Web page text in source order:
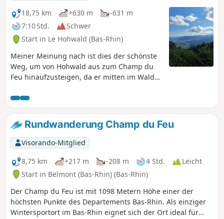
18,75 km
+630 m
-631 m
7:10 Std.
Schwer
Start in Le Hohwald (Bas-Rhin)
Meiner Meinung nach ist dies der schönste
Weg, um von Hohwald aus zum Champ du
Feu hinaufzusteigen, da er mitten im Wald
überquert werden muss. Wenn Sie früh
aufbrechen, haben Sie vielleicht das Glück,
Wild zu sehen. Die Route führt an der
ehemaligen Meierei vorbei, einem ruhigen
und wenig frequentierten Ort, bevor es über
den herrlichen Chaume des Veaux wieder
hinuntergeht. Genießen Sie anschließend
den wunderschönen Aussichtspunkt von
Breitenbach, von wo aus Sie vielleicht
Gleitschirmflieger im Flug beobachten
können. Beenden Sie Ihre Wanderung mit
einem Rückweg über die Grande Bellevue.
Rundwanderung Champ du Feu
Visorando-Mitglied
8,75 km
+217 m -208 m 4 Std.
Leicht
Start in Belmont (Bas-Rhin) (Bas-Rhin)
Der Champ du Feu ist mit 1098 Metern Höhe einer der
höchsten Punkte des Departements Bas-Rhin. Als einziger
Wintersportort im Bas-Rhin eignet sich der Ort ideal für